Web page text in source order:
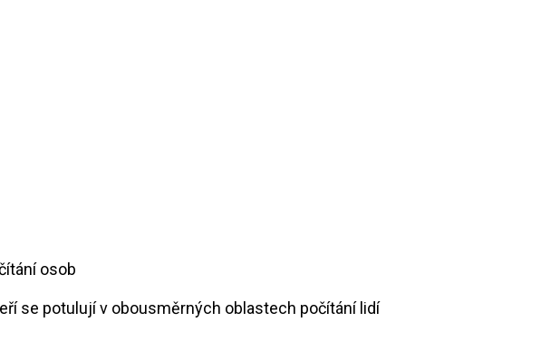
osob
se potulují v obousměrných oblastech počítání lidí